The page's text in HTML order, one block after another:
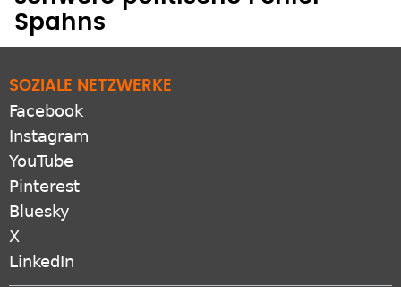
schwere politische Fehler
Spahns
SOZIALE NETZWERKE
Facebook
Instagram
YouTube
Pinterest
Bluesky
X